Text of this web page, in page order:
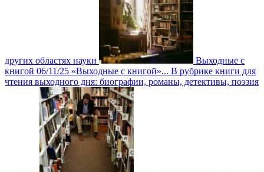
других областях науки
Выходные с
книгой 06/11/25 «Выходные с книгой»... В рубрике книги для
чтения выходного дня: биографии, романы, детективы, поэзия